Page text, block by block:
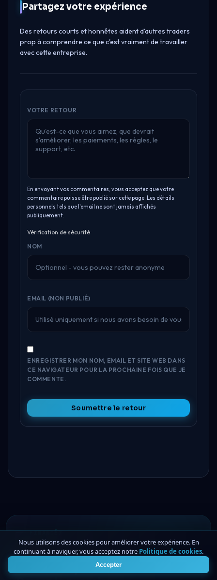
Partagez votre expérience
Des retours courts et honnêtes aident d'autres traders
prop à comprendre ce que c'est vraiment de travailler
avec cette entreprise.
VOTRE RETOUR
En envoyant vos commentaires, vous acceptez que votre
commentaire puisse être publié sur cette page. Les détails
personnels tels que l'email ne sont jamais affichés
publiquement.
Vérification de sécurité
NOM
EMAIL (NON PUBLIÉ)
ENREGISTRER MON NOM, EMAIL ET SITE WEB DANS
CE NAVIGATEUR POUR LA PROCHAINE FOIS QUE JE
COMMENTE.
Soumettre le retour
FINANCÉ7
Les changements de règles
arrivent rapidement.
Nous utilisons des cookies pour améliorer votre expérience. En
continuant à naviguer, vous acceptez notre Politique de cookies.
Accepter
4